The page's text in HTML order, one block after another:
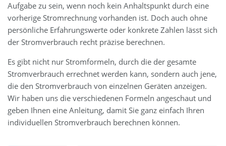
Erfahrungen:
Produkt- und Kategorietexte sowie
Newsberichte
Mein Werdegang ist relativ bunt,
denn ich habe zuerst eine praktische
Ausbildung in Elektrotechnik
IT-Studium an der Fachhochschule
Aufgabe zu sein, wenn noch kein Anhaltspunkt durch eine
vorherige Stromrechnung vorhanden ist. Doch auch ohne
persönliche Erfahrungswerte oder konkrete Zahlen lässt sich
der Stromverbrauch recht präzise berechnen.
Es gibt nicht nur Stromformeln, durch die der gesamte
Stromverbrauch errechnet werden kann, sondern auch jene,
die den Stromverbrauch von einzelnen Geräten anzeigen.
Wir haben uns die verschiedenen Formeln angeschaut und
geben Ihnen eine Anleitung, damit Sie ganz einfach Ihren
individuellen Stromverbrauch berechnen können.